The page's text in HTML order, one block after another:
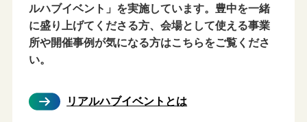
ルハブイベント」を実施しています。豊中を一緒
に盛り上げてくださる方、会場として使える事業
所や開催事例が気になる方はこちらをご覧くださ
い。
リアルハブイベントとは